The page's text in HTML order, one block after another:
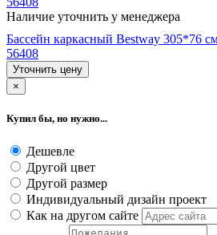
Наличие уточнить у менеджера
Бассейн каркасный Bestway 305*76
56408
Уточнить цену
×
Купил бы, но нужно...
Дешевле
Другой цвет
Другой размер
Индивидуальный дизайн проект
Как на другом сайте